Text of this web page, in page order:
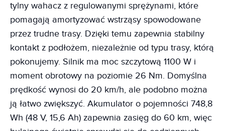
tylny wahacz z regulowanymi sprężynami, które
pomagają amortyzować wstrząsy spowodowane
przez trudne trasy. Dzięki temu zapewnia stabilny
kontakt z podłożem, niezależnie od typu trasy, którą
pokonujemy. Silnik ma moc szczytową 1100 W i
moment obrotowy na poziomie 26 Nm. Domyślna
prędkość wynosi do 20 km/h, ale podobno można
ją łatwo zwiększyć. Akumulator o pojemności 748,8
Wh (48 V, 15,6 Ah) zapewnia zasięg do 60 km, więc